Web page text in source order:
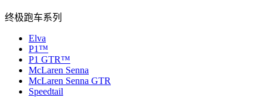
终极跑车系列
Elva
P1™
P1 GTR™
McLaren Senna
McLaren Senna GTR
Speedtail